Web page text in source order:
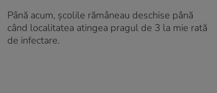
Până acum, școlile rămâneau deschise până
când localitatea atingea pragul de 3 la mie rată
de infectare.